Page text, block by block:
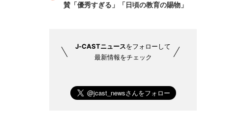
賛「優秀すぎる」「日頃の教育の賜物」
J-CASTニュースをフォローして
最新情報をチェック